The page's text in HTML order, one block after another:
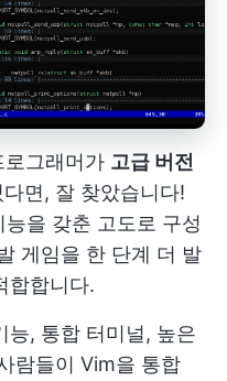
그래머가 고급 버전
면, 잘 찾았습니다!
을 갖춘 고도로 구성
게임을 한 단계 더 발
합합니다.
능, 통합 터미널, 높은
람들이 Vim을 통합